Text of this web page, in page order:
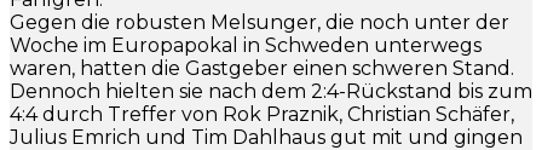
Gegen die robusten Melsunger, die noch unter der
Woche im Europapokal in Schweden unterwegs
waren, hatten die Gastgeber einen schweren Stand.
Dennoch hielten sie nach dem 2:4-Rückstand bis zum
4:4 durch Treffer von Rok Praznik, Christian Schäfer,
Julius Emrich und Tim Dahlhaus gut mit und gingen